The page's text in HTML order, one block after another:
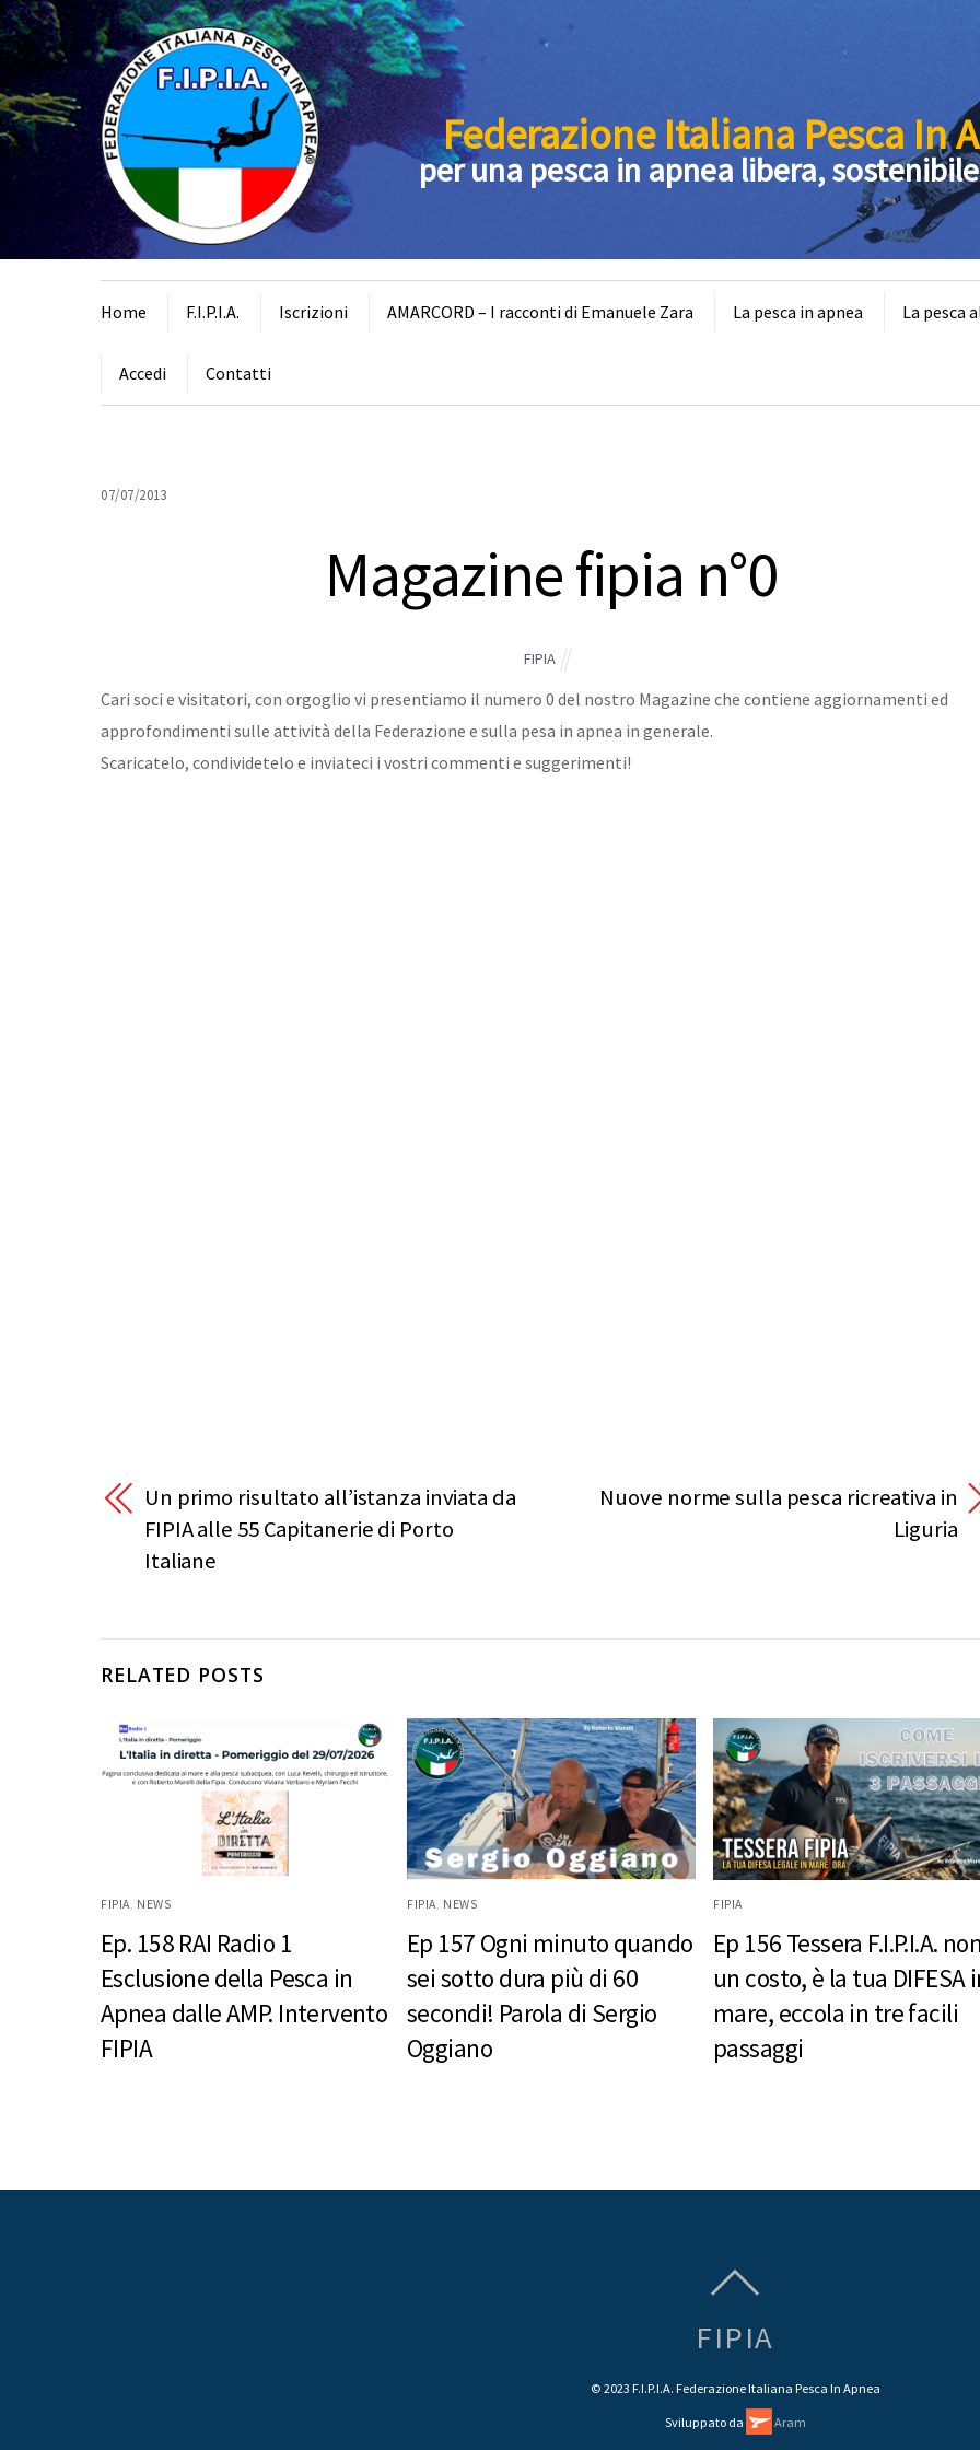
Home F.I.P.I.A. Iscrizioni AMARCORD – I racconti di Emanuele Zara La pesca in apnea La pesca
Accedi Contatti
Federazione Italiana Pesca In
per una pesca in apnea libera,
07/07/2013
Magazine fipia n°0
FIPIA
Cari soci e visitatori, con orgoglio vi presentiamo il numero 0 del nostro Magazine che contiene aggiornamenti ed
approfondimenti sulle attività della Federazione e sulla pesa in apnea in generale.
Scaricatelo, condividetelo e inviateci i vostri commenti e suggerimenti!
Un primo risultato all’istanza inviata da
FIPIA alle 55 Capitanerie di Porto
Italiane
Nuove norme sulla pesca ricreativa in
Liguria
RELATED POSTS
FIPIA, NEWS
Ep. 158 RAI Radio 1
Esclusione della Pesca in
Apnea dalle AMP. Intervento
FIPIA
FIPIA, NEWS
Ep 157 Ogni minuto quando
sei sotto dura più di 60
secondi! Parola di Sergio
Oggiano
FIPIA
Ep 156 Tessera F.I.P.I.A.
un costo, è la tua DIFESA
mare, eccola in tre facili
passaggi
FIPIA
© 2023 F.I.P.I.A. Federazione Italiana Pesca In Apnea
Sviluppato da Aram